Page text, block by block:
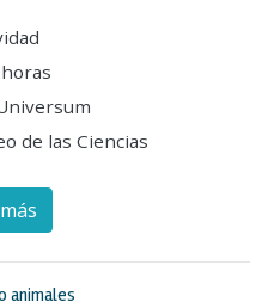
de las Ciencias
animales